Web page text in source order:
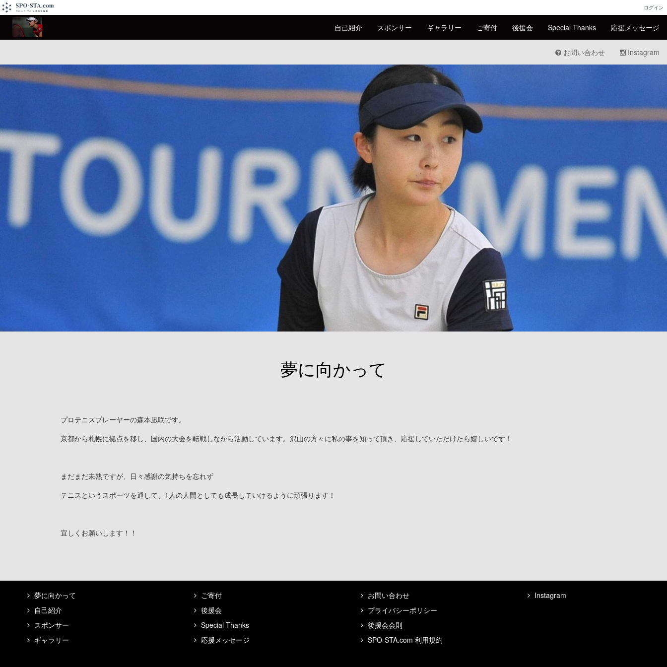
ログイン
自己紹介 スポンサー ギャラリー ご寄付 後援会 Special Thanks 応援メッセージ
お問い合わせ Instagram
夢に向かって
プロテニスプレーヤーの森本凪咲です。
京都から札幌に拠点を移し、国内の大会を転戦しながら活動しています。沢山の方々に私の事を知って頂き、応援していただけたら嬉しいです！
まだまだ未熟ですが、日々感謝の気持ちを忘れず
テニスというスポーツを通して、1人の人間としても成長していけるように頑張ります！
宜しくお願いします！！
夢に向かって
自己紹介
スポンサー
ギャラリー
ご寄付
後援会
Special Thanks
応援メッセージ
お問い合わせ
プライバシーポリシー
後援会会則
SPO-STA.com 利用規約
Instagram